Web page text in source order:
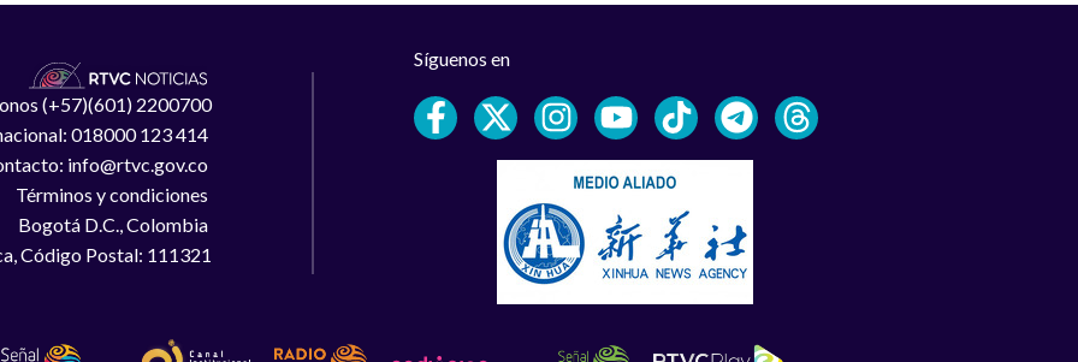
(+57)(601) 2200700
018000 123 414
info@rtvc.gov.co
Términos y condiciones
Bogotá D.C., Colombia
Código Postal: 111321
Síguenos en